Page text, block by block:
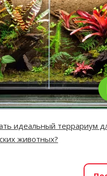
идеальный террариум
животных?